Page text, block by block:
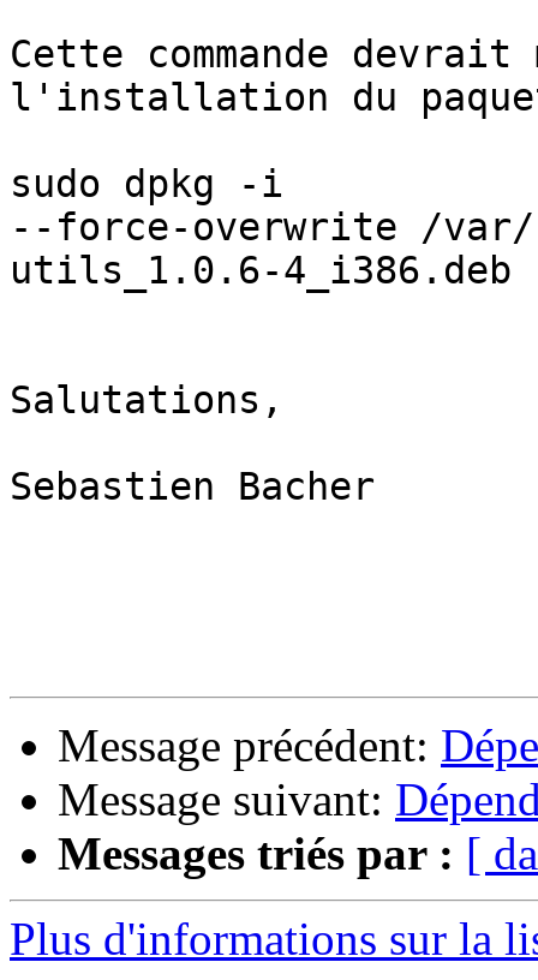
Cette commande
l'installation du
sudo dpkg -i
--force-overwrite /var/
utils_1.0.6-4_i386.deb
Salutations,
Sebastien Bacher
Message précédent:
Message suivant:
Messages triés par : [
Plus d'informations sur la